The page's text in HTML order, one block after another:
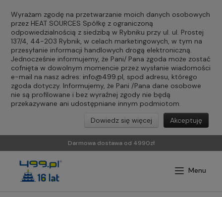
Wyrażam zgodę na przetwarzanie moich danych osobowych
przez HEAT SOURCES Spółkę z ograniczoną
odpowiedzialnością z siedzibą w Rybniku przy ul. ul. Prostej
137/4, 44-203 Rybnik, w celach marketingowych, w tym na
przesyłanie informacji handlowych drogą elektroniczną.
Jednocześnie informujemy, że Pani/ Pana zgoda może zostać
cofnięta w dowolnym momencie przez wysłanie wiadomości
e-mail na nasz adres: info@499.pl, spod adresu, którego
zgoda dotyczy. Informujemy, że Pani /Pana dane osobowe
nie są profilowane i bez wyraźnej zgody nie będą
przekazywane ani udostępniane innym podmiotom.
Akceptuję
Dowiedz się więcej
Darmowa dostawa od 4990zł